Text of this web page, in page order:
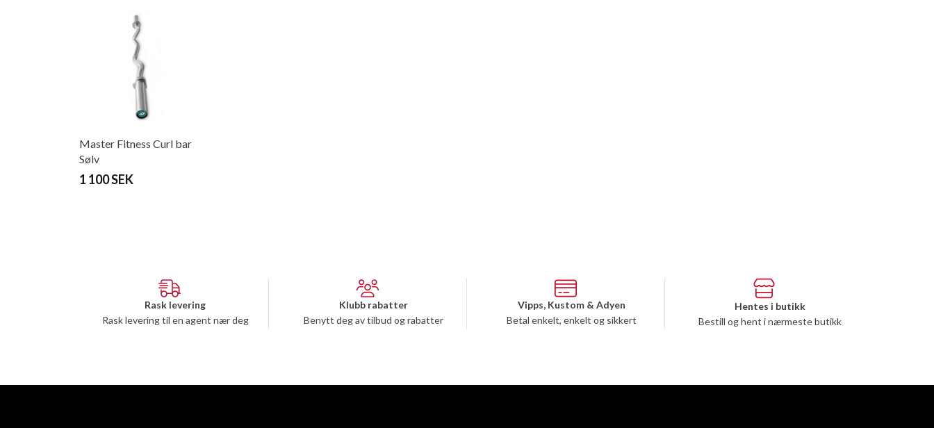
Master Fitness Curl bar
Sølv
1 100 SEK
Rask levering
Rask levering til en agent nær deg
Klubb rabatter
Benytt deg av tilbud og rabatter
Vipps, Kustom & Adyen
Betal enkelt, enkelt og sikkert
Hentes i butikk
Bestill og hent i nærmeste butikk